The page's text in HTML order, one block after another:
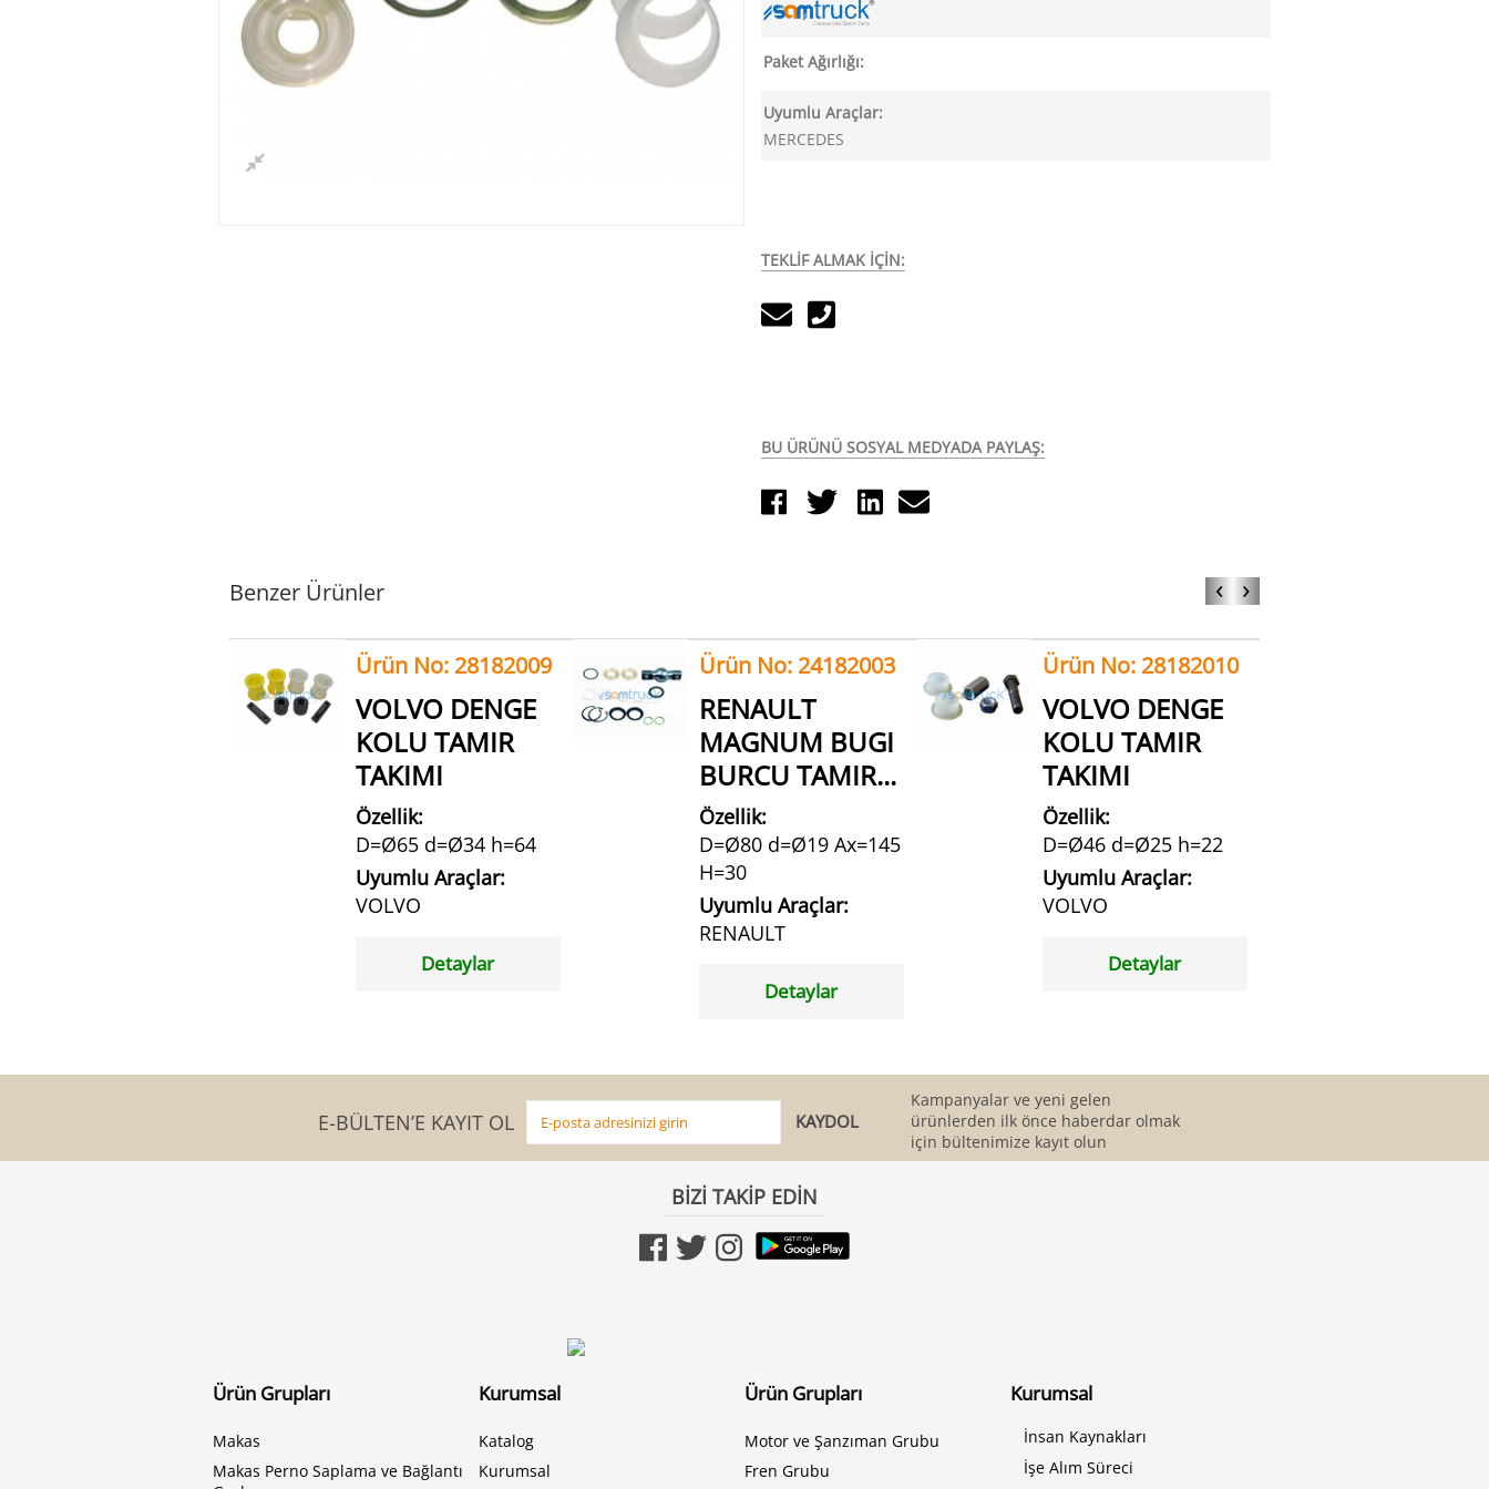
Paket Ağırlığı:
Uyumlu Araçlar:
MERCEDES
TEKLİF ALMAK İÇİN:
BU ÜRÜNÜ SOSYAL MEDYADA PAYLAŞ:
Benzer Ürünler ‹ ›
Ürün No: 28182009
VOLVO DENGE
KOLU TAMIR
TAKIMI
Özellik:
D=Ø65 d=Ø34 h=64
Uyumlu Araçlar:
VOLVO
Detaylar
Ürün No: 24182003
RENAULT
MAGNUM BUGI
BURCU TAMIR...
Özellik:
D=Ø80 d=Ø19 Ax=145
H=30
Uyumlu Araçlar:
RENAULT
Detaylar
Ürün No: 28182010
VOLVO DENGE
KOLU TAMIR
TAKIMI
Özellik:
D=Ø46 d=Ø25 h=22
Uyumlu Araçlar:
VOLVO
Detaylar
E-BÜLTEN’E KAYIT OL
Kampanyalar ve yeni gelen
ürünlerden ilk önce haberdar olmak
için bültenimize kayıt olun
BİZİ TAKİP EDİN
Ürün Grupları
Makas
Makas Perno Saplama ve Bağlantı
Kurumsal
Katalog
Kurumsal
Ürün Grupları
Motor ve Şanzıman Grubu
Fren Grubu
Kurumsal
İnsan Kaynakları
İşe Alım Süreci